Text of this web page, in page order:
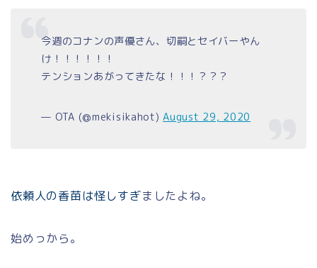
今週のコナンの声優さん、切嗣とセイバーやん
け！！！！！！
テンションあがってきたな！！！？？？
— OTA (@mekisikahot)August 29, 2020
依頼人の香苗は怪しすぎましたよね。
始めっから。